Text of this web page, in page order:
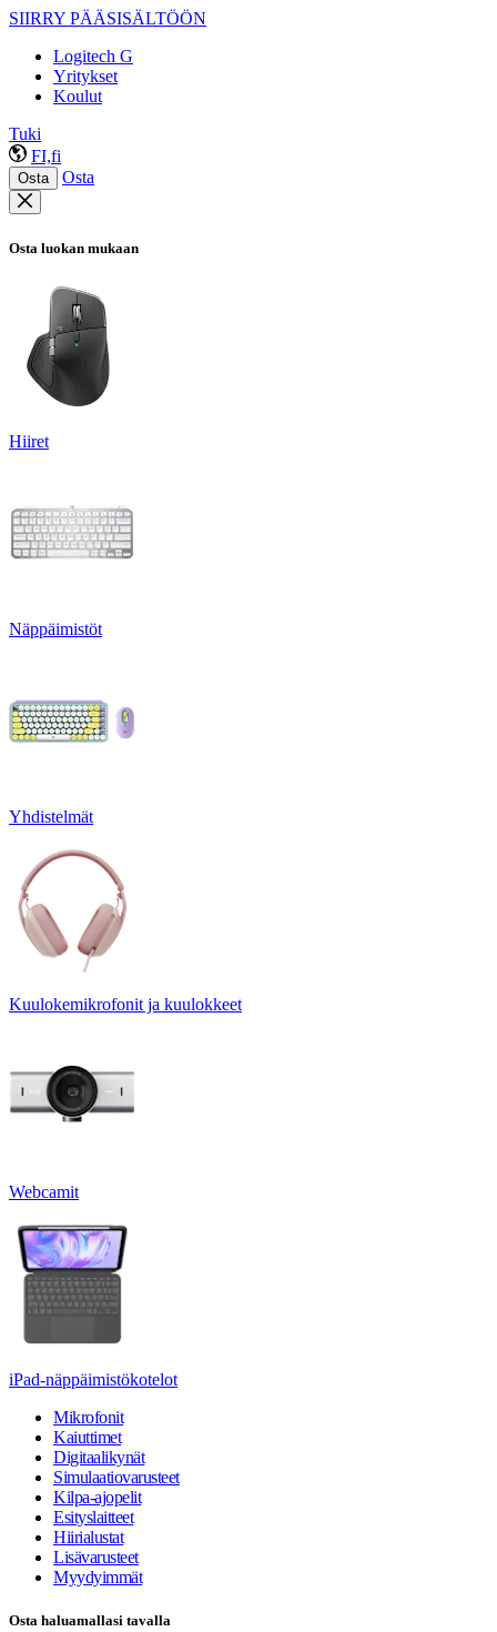
SIIRRY PÄÄSISÄLTÖÖN
Logitech G
Yritykset
Koulut
Tuki
FI,fi
Osta Osta
Osta luokan mukaan
Hiiret
Näppäimistöt
Yhdistelmät
Kuulokemikrofonit ja kuulokkeet
Webcamit
iPad-näppäimistökotelot
Mikrofonit
Kaiuttimet
Digitaalikynät
Simulaatiovarusteet
Kilpa-ajopelit
Esityslaitteet
Hiirialustat
Lisävarusteet
Myydyimmät
Osta haluamallasi tavalla